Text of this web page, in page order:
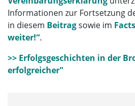
Informationen zur Fortsetzung
in diesem Beitragsowie im
weiter!“.
>> Erfolgsgeschichten in der
erfolgreicher"